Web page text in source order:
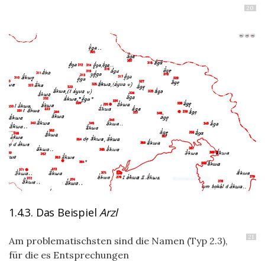
20
1.4.3. Das BeispielArzl
21
Am problematischsten sind die Namen (Typ 2.3),
für die es Entsprechungen